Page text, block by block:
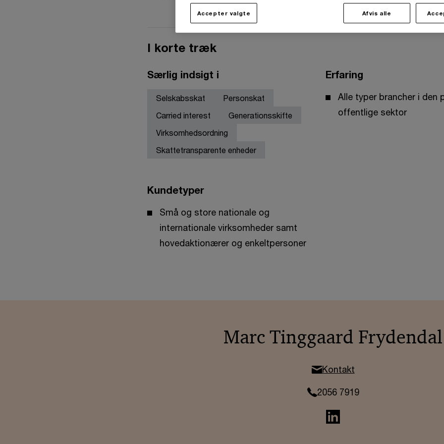
I korte træk
Særlig indsigt i
Selskabsskat
Personskat
Carried interest
Generationsskifte
Virksomhedsordning
Skattetransparente enheder
Erfaring
Alle typer brancher i den
offentlige sektor
Kundetyper
Små og store nationale og
internationale virksomheder samt
hovedaktionærer og enkeltpersoner
Marc Tinggaard Frydendal
Kontakt
2056 7919
Accepter valgte Afvis alle